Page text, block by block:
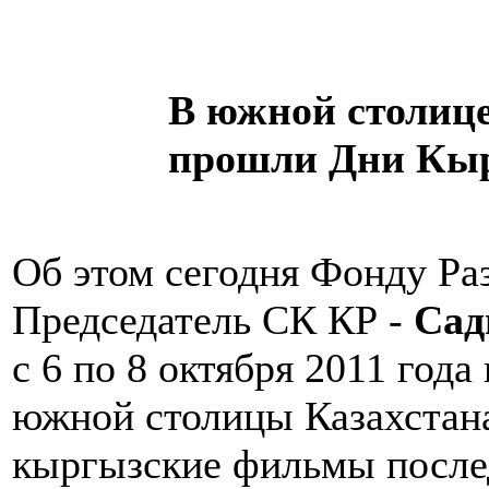
В южной
прошли Дни
Об этом сегодня Фонду
Председатель СК КР -
с 6 по 8 октября 2011
южной столицы
кыргызские фильмы